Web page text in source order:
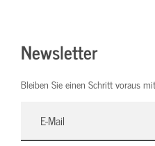
Newsletter
Bleiben Sie einen Schritt voraus